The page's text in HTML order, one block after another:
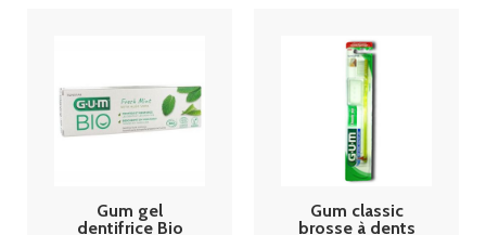
Gum gel
dentifrice Bio
Gum classic
brosse à dents